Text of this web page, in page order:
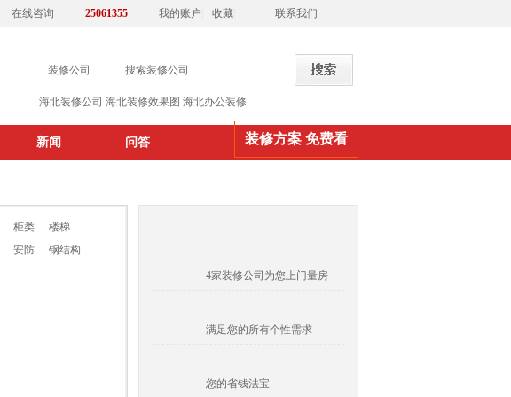
我的账户 收藏 联系我们
在线咨询 25061355
装修公司
海北装修公司 海北装修效果图 海北办公装修
新闻 问答 装修方案 免费看
柜类
楼梯
安防
钢结构
4家装修公司为您上门量房
满足您的所有个性需求
您的省钱法宝